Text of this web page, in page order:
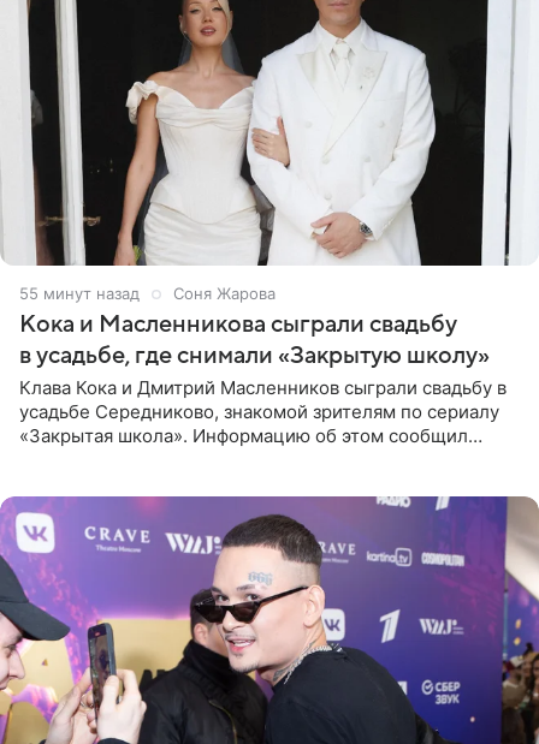
55 минут назад Соня Жарова
Кока и Масленникова сыграли свадьбу
в усадьбе, где снимали «Закрытую школу»
Клава Кока и Дмитрий Масленников сыграли свадьбу в
усадьбе Середниково, знакомой зрителям по сериалу
«Закрытая школа». Информацию об этом сообщил